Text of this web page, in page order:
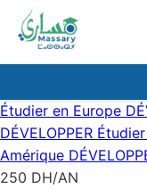
contenu
Étudier en Europe
DÉVELOPPER
Amérique
250 DH/AN